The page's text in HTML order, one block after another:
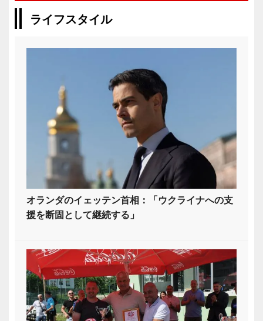
ライフスタイル
オランダのイェッテン首相：「ウクライナへの支
援を断固として継続する」